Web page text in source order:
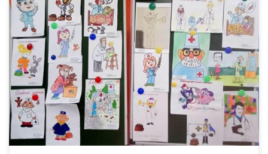
В Югре в поддержку медиков проходит акция «Добрый
доктор». Дети с помощью рисунков выражают благодарность
докторам, сестрам, фельдшерам, водителям скорой помощи
— всем тем, кто обеспечивает работу «красных зон» в
госпиталях и больницах по всей России. До 20 декабря
к акции, инициатором которой выступило региональное
отделение партии «Единая Россия», могут присоединиться
[…]